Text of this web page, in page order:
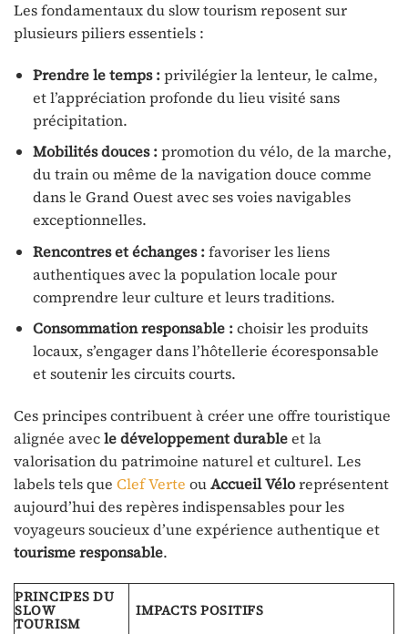
Les fondamentaux du slow tourism reposent sur
plusieurs piliers essentiels :
Prendre le temps :privilégier la lenteur, le calme,
et l’appréciation profonde du lieu visité sans
précipitation.
Mobilités douces :promotion du vélo, de la marche,
du train ou même de la navigation douce comme
dans le Grand Ouest avec ses voies navigables
exceptionnelles.
Rencontres et échanges :favoriser les liens
authentiques avec la population locale pour
comprendre leur culture et leurs traditions.
Consommation responsable :choisir les produits
locaux, s’engager dans l’hôtellerie écoresponsable
et soutenir les circuits courts.
Ces principes contribuent à créer une offre touristique
alignée avecle développement durableet la
valorisation du patrimoine naturel et culturel. Les
labels tels que Clef Verte ouAccueil Véloreprésentent
aujourd’hui des repères indispensables pour les
voyageurs soucieux d’une expérience authentique et
tourisme responsable.
PRINCIPES DU
SLOW
TOURISM
IMPACTS POSITIFS